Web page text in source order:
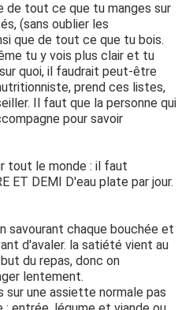
de tout ce que tu manges sur
(sans oublier les
que de tout ce que tu bois.
tu y vois plus clair et tu
quoi, il faudrait peut-être
prend ces listes,
Il faut que la personne qui
pour savoir
tout le monde : il faut
ET DEMI D'eau plate par jour.
savourant chaque bouchée et
d'avaler. la satiété vient au
du repas, donc on
lentement.
une assiette normale pas